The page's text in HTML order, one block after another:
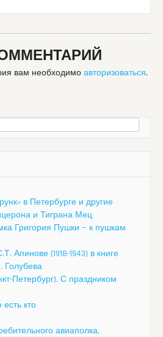
вам необходимо авторизоваться.
в Петербурге и другие
и Тиграна Мец
Григория Пушки — к пушкам
Апинове (1918-1943) в книге
Голубева
Петербург). С праздником
кто
авиаполка,